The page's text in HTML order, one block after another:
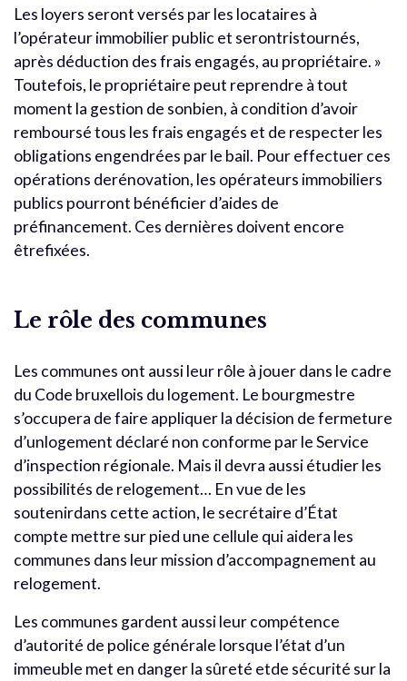
Les loyers seront versés par les locataires à
l’opérateur immobilier public et serontristournés,
après déduction des frais engagés, au propriétaire. »
Toutefois, le propriétaire peut reprendre à tout
moment la gestion de sonbien, à condition d’avoir
remboursé tous les frais engagés et de respecter les
obligations engendrées par le bail. Pour effectuer ces
opérations derénovation, les opérateurs immobiliers
publics pourront bénéficier d’aides de
préfinancement. Ces dernières doivent encore
êtrefixées.
Le rôle des communes
Les communes ont aussi leur rôle à jouer dans le cadre
du Code bruxellois du logement. Le bourgmestre
s’occupera de faire appliquer la décision de fermeture
d’unlogement déclaré non conforme par le Service
d’inspection régionale. Mais il devra aussi étudier les
possibilités de relogement… En vue de les
soutenirdans cette action, le secrétaire d’État
compte mettre sur pied une cellule qui aidera les
communes dans leur mission d’accompagnement au
relogement.
Les communes gardent aussi leur compétence
d’autorité de police générale lorsque l’état d’un
immeuble met en danger la sûreté etde sécurité sur la